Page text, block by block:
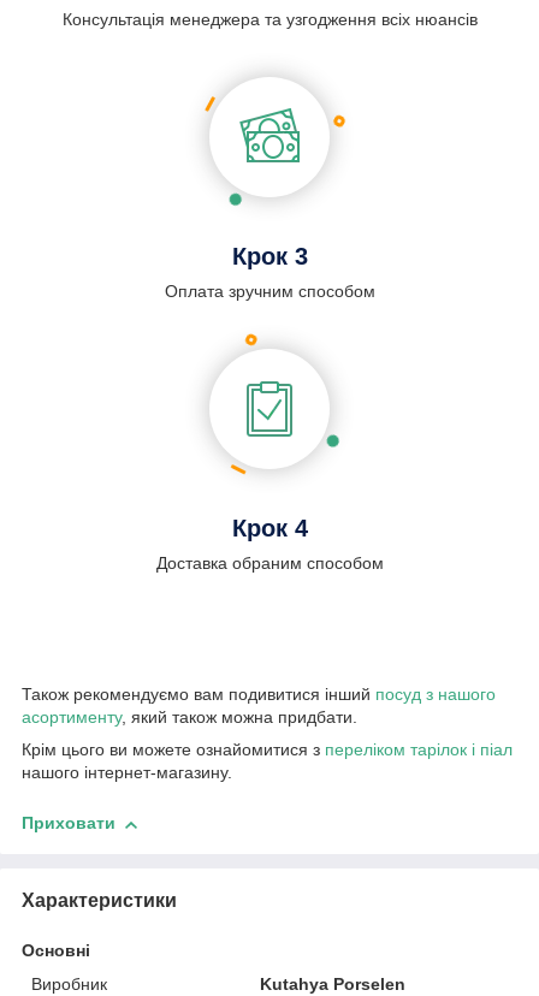
Консультація менеджера та узгодження всіх нюансів
Крок 3
Оплата зручним способом
Крок 4
Доставка обраним способом
Також рекомендуємо вам подивитися інший посуд з нашого
асортименту, який також можна придбати.
Крім цього ви можете ознайомитися з переліком тарілок і піал
нашого інтернет-магазину.
Приховати
Характеристики
Основні
Виробник
Kutahya Porselen